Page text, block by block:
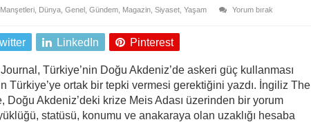
, Dünya, Genel, Gündem, Magazin, Siyaset, Yaşam
Yorum bırak
LinkedIn Pinterest
Türkiye’nin Doğu Akdeniz’de askeri güç kullanması
Türkiye’ye ortak bir tepki vermesi gerektiğini yazdı. İngiliz The
Doğu Akdeniz’deki krize Meis Adası üzerinden bir yorum
statüsü, konumu ve anakaraya olan uzaklığı hesaba